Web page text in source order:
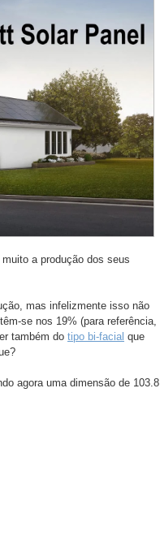
a produção dos seus
mas infelizmente isso não
se nos 19% (para referência,
também do tipo bi-facial que
agora uma dimensão de 103.8